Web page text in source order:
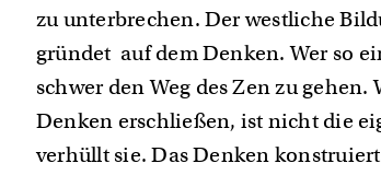
zu unterbrechen. Der westliche
gründet auf dem Denken. Wer so
schwer den Weg des Zen zu
Denken erschließen, ist nicht die
verhüllt sie. Das Denken